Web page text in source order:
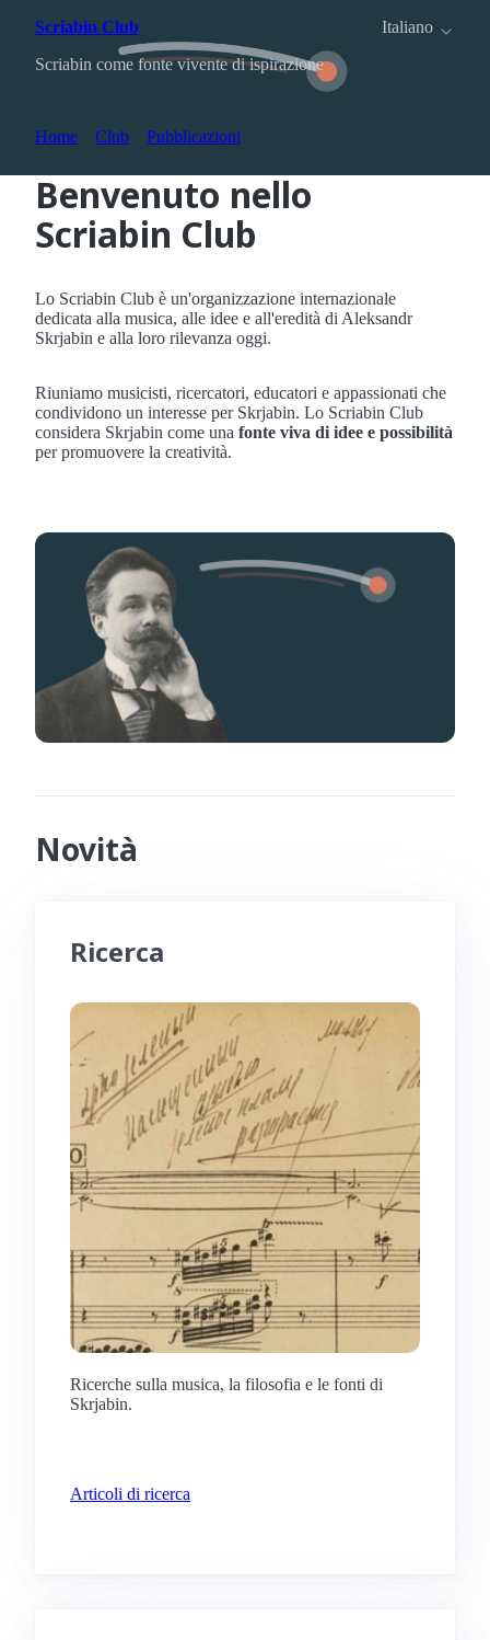
Scriabin Club
Italiano
Scriabin come fonte vivente di ispirazione
Home Club Pubblicazioni
Benvenuto nello
Scriabin Club
Lo Scriabin Club è un'organizzazione internazionale
dedicata alla musica, alle idee e all'eredità di Aleksandr
Skrjabin e alla loro rilevanza oggi.
Riuniamo musicisti, ricercatori, educatori e appassionati che
condividono un interesse per Skrjabin. Lo Scriabin Club
considera Skrjabin come una fonte viva di idee e possibilità
per promuovere la creatività.
Novità
Ricerca
Ricerche sulla musica, la filosofia e le fonti di
Skrjabin.
Articoli di ricerca